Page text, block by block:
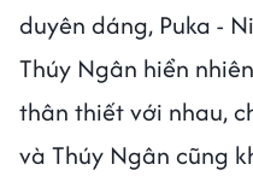
duyên dáng, Puka -
Thúy Ngân hiển
thân thiết với nhau,
và Thúy Ngân cũng